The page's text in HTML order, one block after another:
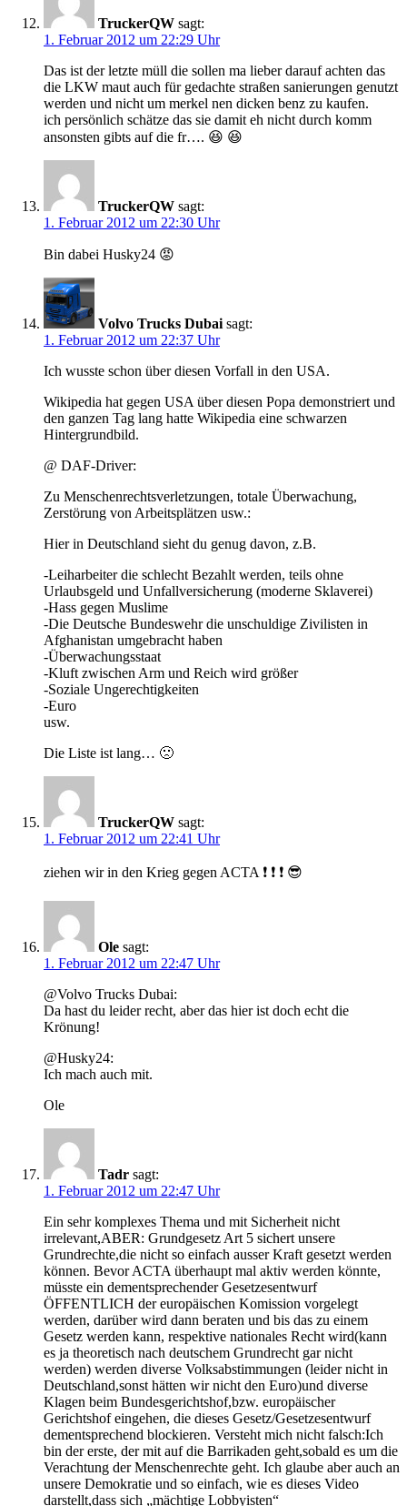
TruckerQW sagt:
1. Februar 2012 um 22:29 Uhr
Das ist der letzte müll die sollen ma lieber darauf achten das
die LKW maut auch für gedachte straßen sanierungen genutzt
werden und nicht um merkel nen dicken benz zu kaufen.
ich persönlich schätze das sie damit eh nicht durch komm
ansonsten gibts auf die fr…. 😆 😆
TruckerQW sagt:
1. Februar 2012 um 22:30 Uhr
Bin dabei Husky24 😡
Volvo Trucks Dubai sagt:
1. Februar 2012 um 22:37 Uhr
Ich wusste schon über diesen Vorfall in den USA.
Wikipedia hat gegen USA über diesen Popa demonstriert und
den ganzen Tag lang hatte Wikipedia eine schwarzen
Hintergrundbild.
@ DAF-Driver:
Zu Menschenrechtsverletzungen, totale Überwachung,
Zerstörung von Arbeitsplätzen usw.:
Hier in Deutschland sieht du genug davon, z.B.
-Leiharbeiter die schlecht Bezahlt werden, teils ohne
Urlaubsgeld und Unfallversicherung (moderne Sklaverei)
-Hass gegen Muslime
-Die Deutsche Bundeswehr die unschuldige Zivilisten in
Afghanistan umgebracht haben
-Überwachungsstaat
-Kluft zwischen Arm und Reich wird größer
-Soziale Ungerechtigkeiten
-Euro
usw.
Die Liste ist lang… 🙁
TruckerQW sagt:
1. Februar 2012 um 22:41 Uhr
ziehen wir in den Krieg gegen ACTA ❗ ❗ ❗ 😎
Ole sagt:
1. Februar 2012 um 22:47 Uhr
@Volvo Trucks Dubai:
Da hast du leider recht, aber das hier ist doch echt die
Krönung!
@Husky24:
Ich mach auch mit.
Ole
Tadr sagt:
1. Februar 2012 um 22:47 Uhr
Ein sehr komplexes Thema und mit Sicherheit nicht
irrelevant,ABER: Grundgesetz Art 5 sichert unsere
Grundrechte,die nicht so einfach ausser Kraft gesetzt werden
können. Bevor ACTA überhaupt mal aktiv werden könnte,
müsste ein dementsprechender Gesetzesentwurf
ÖFFENTLICH der europäischen Komission vorgelegt
werden, darüber wird dann beraten und bis das zu einem
Gesetz werden kann, respektive nationales Recht wird(kann
es ja theoretisch nach deutschem Grundrecht gar nicht
werden) werden diverse Volksabstimmungen (leider nicht in
Deutschland,sonst hätten wir nicht den Euro)und diverse
Klagen beim Bundesgerichtshof,bzw. europäischer
Gerichtshof eingehen, die dieses Gesetz/Gesetzesentwurf
dementsprechend blockieren. Versteht mich nicht falsch:Ich
bin der erste, der mit auf die Barrikaden geht,sobald es um die
Verachtung der Menschenrechte geht. Ich glaube aber auch an
unsere Demokratie und so einfach, wie es dieses Video
darstellt,dass sich „mächtige Lobbyisten“